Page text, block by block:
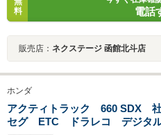
料
電話
販売店： ネクステージ 函館北斗店
ホンダ
アクティトラック 660 SDX
セグ ETC ドラレコ デジタ